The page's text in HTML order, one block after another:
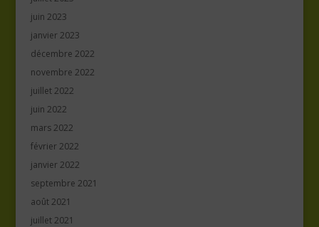
juin 2023
janvier 2023
décembre 2022
novembre 2022
juillet 2022
juin 2022
mars 2022
février 2022
janvier 2022
septembre 2021
août 2021
juillet 2021